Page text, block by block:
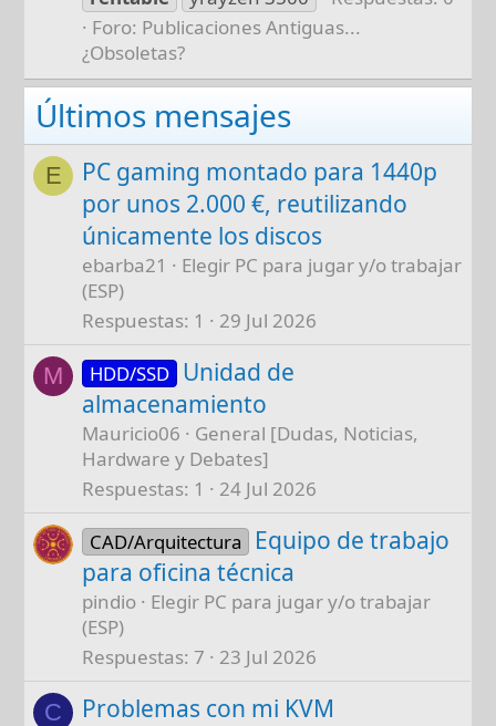
Foro: Publicaciones Antiguas...
¿Obsoletas?
Últimos mensajes
E
PC gaming montado para 1440p
por unos 2.000 €, reutilizando
únicamente los discos
ebarba21
Elegir PC para jugar y/o trabajar
(ESP)
Respuestas 1 29 Jul 2026
M HDD/SSD Unidad de
almacenamiento
Mauricio06
General [Dudas, Noticias,
Hardware y Debates]
Respuestas 1 24 Jul 2026
CAD/Arquitectura
Equipo de trabajo
para oficina técnica
pindio
Elegir PC para jugar y/o trabajar
(ESP)
Respuestas 7 23 Jul 2026
C Problemas con mi KVM